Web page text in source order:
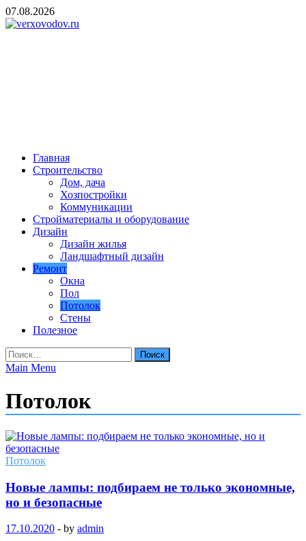
Skip
to
07.08.2026
Главная
Строительство
Дом, дача
Хозпостройки
Коммуникации
Стройматериалы и оборудование
Дизайн
Дизайн жилья
Ландшафтный дизайн
Ремонт
Окна
Пол
Потолок
Стены
Полезное
Найти:
Main Menu
Потолок
Потолок
Новые лампы: подбираем не только экономные,
но и безопасные
17.10.2020 - by admin